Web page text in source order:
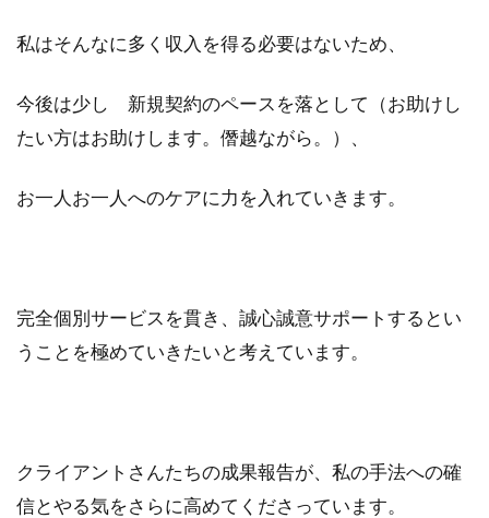
私はそんなに多く収入を得る必要はないため、
今後は少し 新規契約のペースを落として（お助けし
たい方はお助けします。僭越ながら。）、
お一人お一人へのケアに力を入れていきます。
完全個別サービスを貫き、誠心誠意サポートするとい
うことを極めていきたいと考えています。
クライアントさんたちの成果報告が、私の手法への確
信とやる気をさらに高めてくださっています。